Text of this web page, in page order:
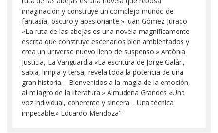
imaginación y construye un complejo mundo de
fantasía, oscuro y apasionante.» Juan Gómez-Jurado
«La ruta de las abejas es una novela magníficamente
escrita que construye escenarios bien ambientados y
crea un universo nuevo lleno de suspenso.» Antònia
Justícia, La Vanguardia «La escritura de Jorge Galán,
sabia, limpia y tersa, revela toda la potencia de una
gran historia… Bienvenidos a la magia de la emoción,
al milagro de la literatura.» Almudena Grandes «Una
voz individual, coherente y sincera… Una técnica
impecable.» Eduardo Mendoza"